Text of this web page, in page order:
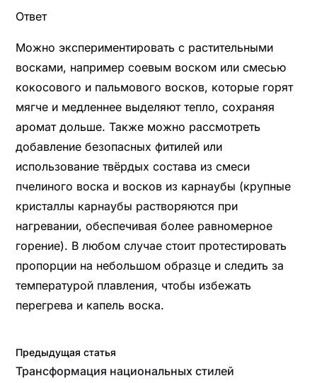
Ответ
Можно экспериментировать с растительными
восками, например соевым воском или смесью
кокосового и пальмового восков, которые горят
мягче и медленнее выделяют тепло, сохраняя
аромат дольше. Также можно рассмотреть
добавление безопасных фитилей или
использование твёрдых состава из смеси
пчелиного воска и восков из карнаубы (крупные
кристаллы карнаубы растворяются при
нагревании, обеспечивая более равномерное
горение). В любом случае стоит протестировать
пропорции на небольшом образце и следить за
температурой плавления, чтобы избежать
перегрева и капель воска.
Предыдущая статья
Трансформация национальных стилей